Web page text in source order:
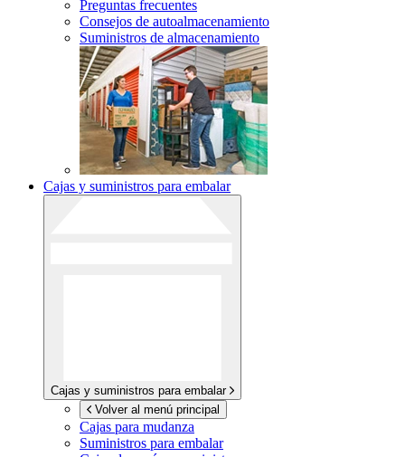
Preguntas frecuentes
Consejos de autoalmacenamiento
Suministros de almacenamiento
Cajas y suministros para embalar
Cajas y suministros para embalar
Volver al menú principal
Cajas para mudanza
Suministros para embalar